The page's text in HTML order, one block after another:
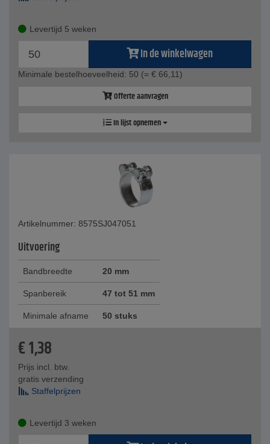
Levertijd 5 weken
In de winkelwagen
Minimale bestelhoeveelheid: 50 (= € 66,11)
Offerte aanvragen
In lijst opnemen
Artikelnummer: 8575SJ047051
Uitvoering
Bandbreedte 20 mm
Spanbereik 47 tot 51 mm
Minimale afname 50 stuks
€1,38
Prijs incl. btw.
gratis verzending
Staffelprijzen
Levertijd 3 weken